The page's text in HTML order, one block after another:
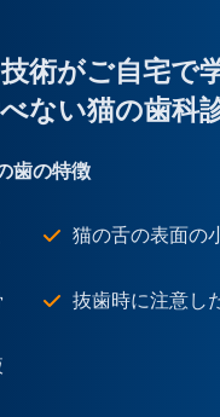
術がご自宅で
ない猫の歯科
歯の特徴
猫の舌の表面の
抜歯時に注意し